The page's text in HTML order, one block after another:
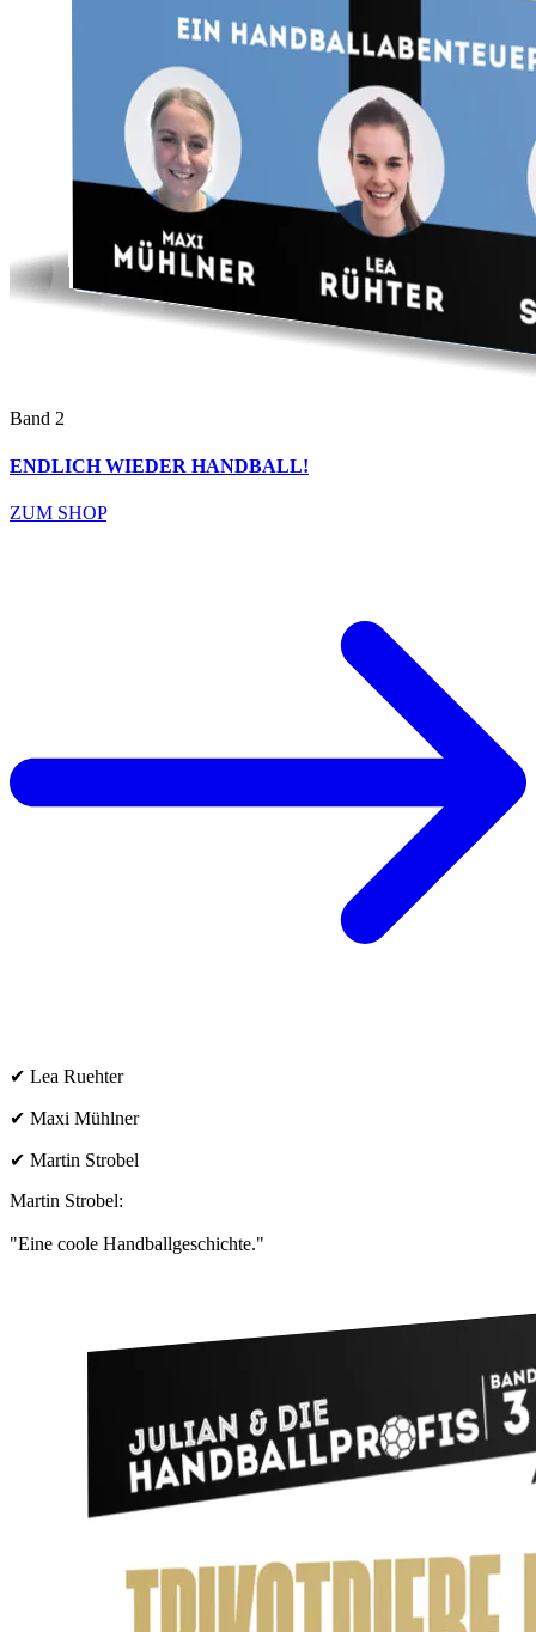
Band 2
ENDLICH WIEDER HANDBALL!
ZUM SHOP
✔ Lea Ruehter
✔ Maxi Mühlner
✔ Martin Strobel
Martin Strobel:
"Eine coole Handballgeschichte."